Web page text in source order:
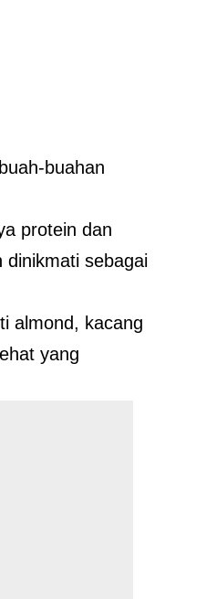
buahan
protein dan
dinikmati sebagai
almond, kacang
yang